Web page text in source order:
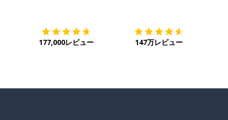
177,000レビュー 147万レビュー